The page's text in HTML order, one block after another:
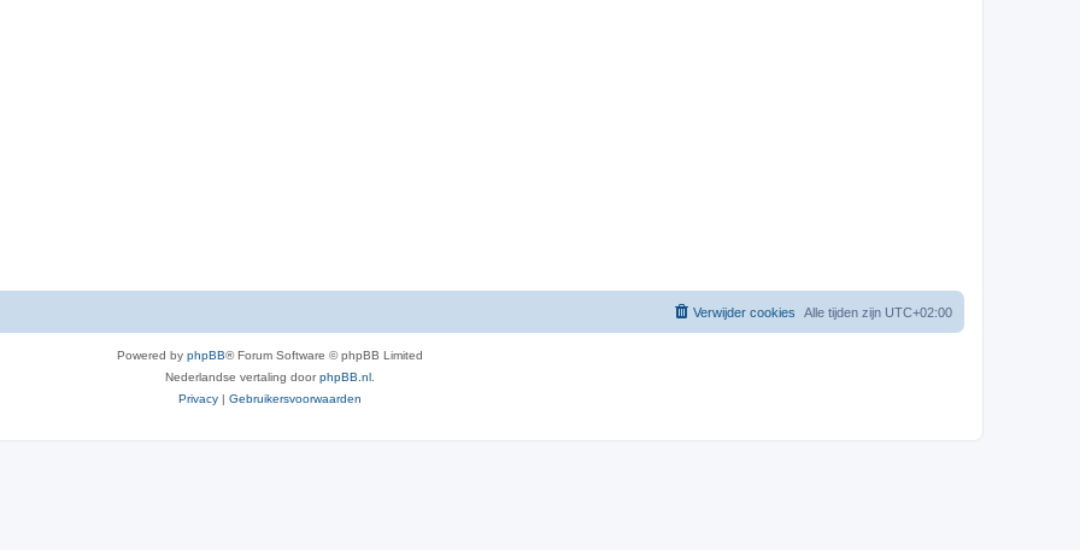
Alle tijden zijn UTC+02:00
Verwijder cookies
Powered by phpBB® Forum Software © phpBB Limited
Nederlandse vertaling doorphpBB.nl.
Privacy | Gebruikersvoorwaarden